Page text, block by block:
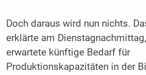
Doch daraus wird nun nichts.
erklärte am
erwartete künftige Bedarf für
Produktionskapazitäten in der